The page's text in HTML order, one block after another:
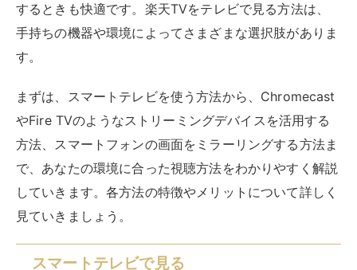
スマートテレビで見る
ビを利用するという選択があります。スマートテレビと
は、テレビの機能にインターネット接続機能を追加した
タイプのテレビです。GoogleTVやAndroid TVを搭載し
た最新のスマートテレビなら、楽天TVを視聴するため
の準備がとても簡単です。